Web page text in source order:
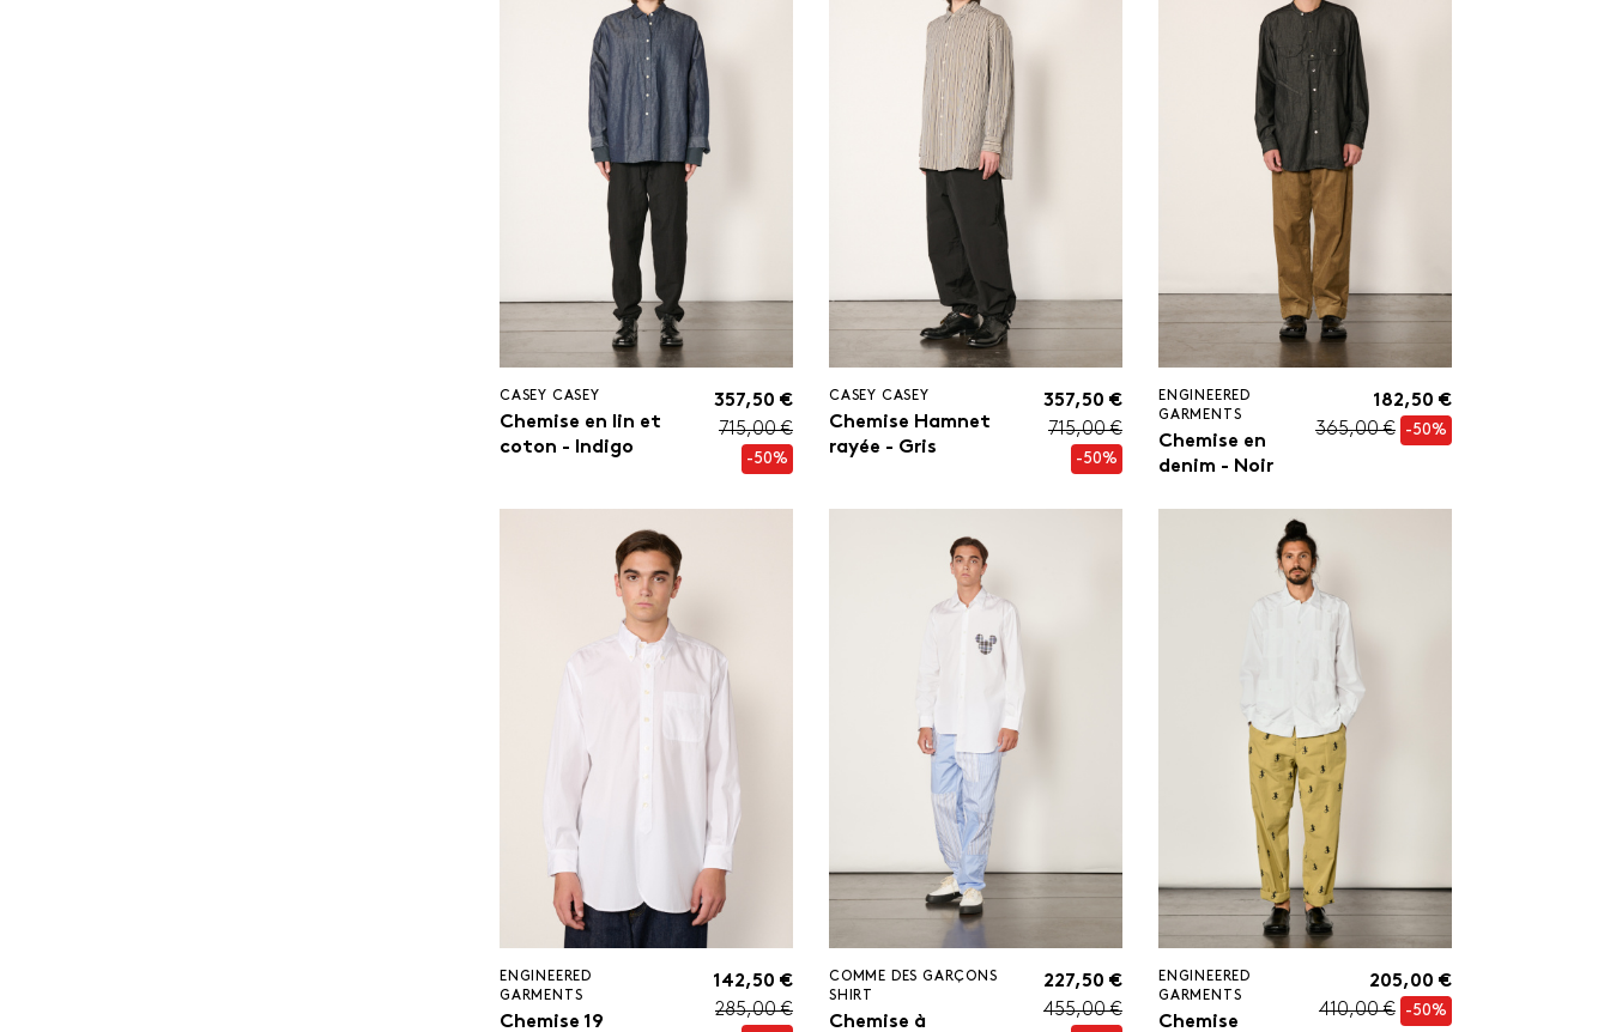
CASEY CASEY
Chemise en lin et
coton - Indigo
357,50 €
715,00 €
-50%
CASEY CASEY
Chemise Hamnet
rayée - Gris
357,50 €
715,00 €
-50%
ENGINEERED
GARMENTS
Chemise en
denim - Noir
182,50 €
365,00 €
-50%
ENGINEERED
GARMENTS
Chemise 19
142,50 €
285,00 €
COMME DES GARÇONS
SHIRT
Chemise à
227,50 €
455,00 €
ENGINEERED
GARMENTS
Chemise
205,00 €
410,00 €
-50%